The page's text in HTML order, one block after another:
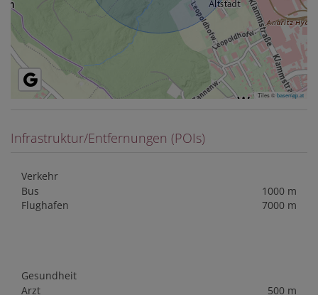
Tiles ©basemap.at
Infrastruktur/Entfernungen (POIs)
Verkehr
Bus
1000 m
Flughafen
7000 m
Gesundheit
Arzt
500 m